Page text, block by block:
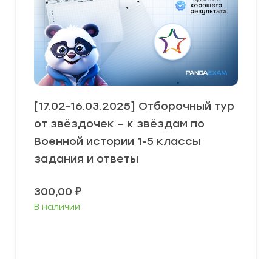
[17.02-16.03.2025] Отборочный тур
от звёздочек – к звёздам по
Военной истории 1-5 классы
задания и ответы
300,00 ₽
В наличии